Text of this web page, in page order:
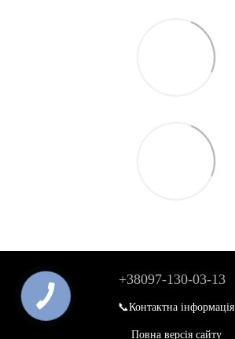
+38097-130-03-13
📞Контактна інформація
Повна версія сайту